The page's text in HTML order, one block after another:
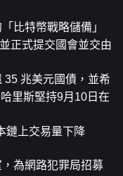
比特幣戰略儲備」
正式提交國會並交由
35 兆美元國債，並希
里斯堅持9月10日在
鏈上交易量下降
為網路犯罪局招募